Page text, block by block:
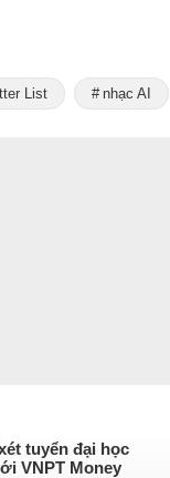
List nhạc AI
tuyển đại học
VNPT Money